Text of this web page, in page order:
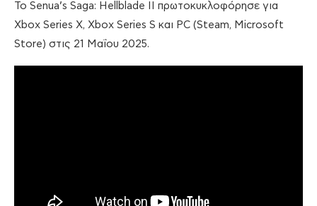
Το Senua’s Saga: Hellblade II πρωτοκυκλοφόρησε για
Xbox Series X, Xbox Series S και PC (Steam, Microsoft
Store) στις 21 Μαΐου 2025.